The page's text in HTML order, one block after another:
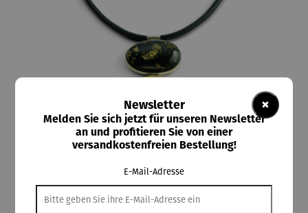
ars mundi
Collier | Strandspaziergang
×
Newsletter
Melden Sie sich jetzt für unseren Newsletter
an und profitieren Sie von einer
versandkostenfreien Bestellung!
E-Mail-Adresse